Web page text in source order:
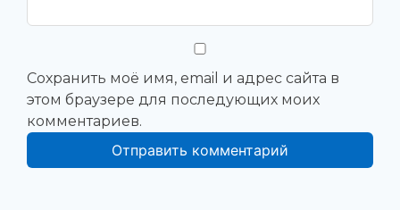
Сохранить моё имя, email и адрес сайта в
этом браузере для последующих моих
комментариев.